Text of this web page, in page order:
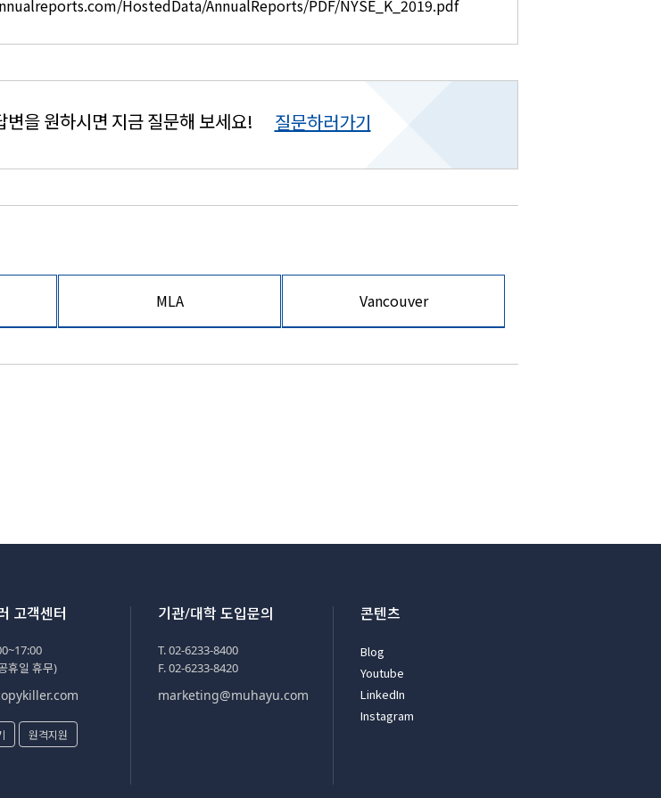
HostedData/AnnualReports/PDF/NYSE_K_2019.pdf
변을 원하시면 지금 질문해 보세요! 질문하러가기
MLA Vancouver
고객센터
휴일 휴무)
원격지원
기관/대학 도입문의
T. 02-6233-8400
F. 02-6233-8420
marketing@muhayu.com
콘텐츠
Blog
Youtube
LinkedIn
Instagram